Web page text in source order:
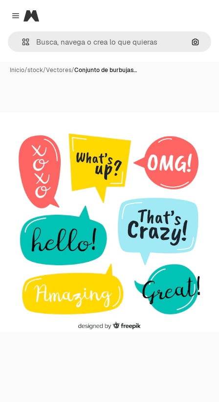
Close menu
Magnific
Inicio/stock/Vectores/Conjunto de burbujas…